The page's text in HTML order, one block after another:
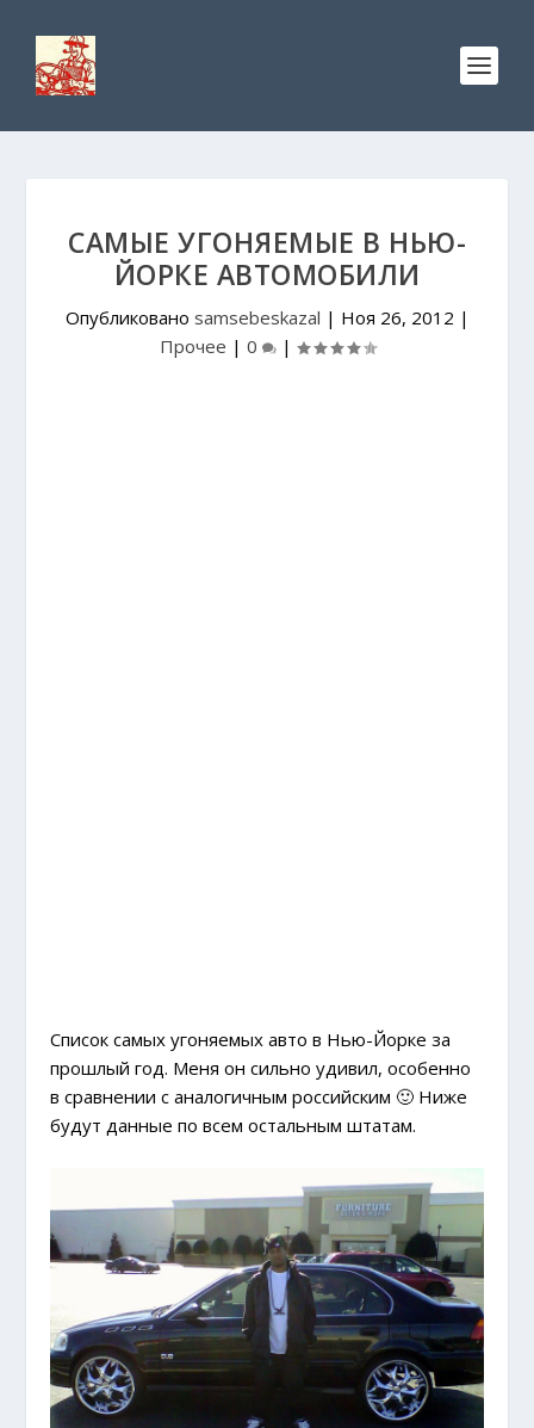
САМЫЕ УГОНЯЕМЫЕ В НЬЮ-
ЙОРКЕ АВТОМОБИЛИ
Опубликовано samsebeskazal | Ноя 26, 2012 |
Прочее | 0 |
Список самых угоняемых авто в Нью-Йорке за
прошлый год. Меня он сильно удивил, особенно
в сравнении с аналогичным российским 🙂 Ниже
будут данные по всем остальным штатам.